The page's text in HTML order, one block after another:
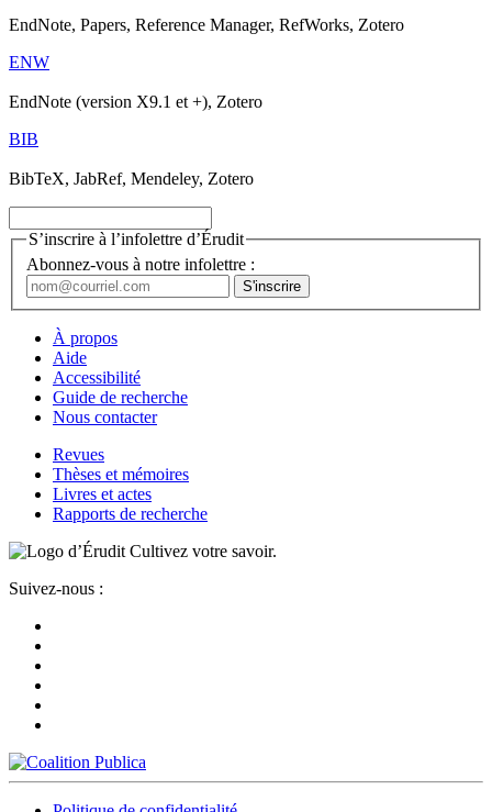
EndNote, Papers, Reference Manager, RefWorks, Zotero
ENW
EndNote (version X9.1 et +), Zotero
BIB
BibTeX, JabRef, Mendeley, Zotero
S’inscrire à l’infolettre d’Érudit
Abonnez-vous à notre infolettre :
À propos
Aide
Accessibilité
Guide de recherche
Nous contacter
Revues
Thèses et mémoires
Livres et actes
Rapports de recherche
Cultivez votre savoir.
Suivez-nous :